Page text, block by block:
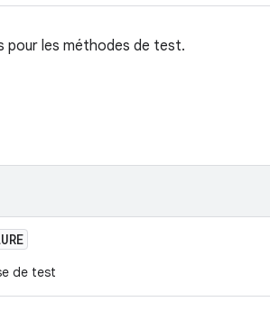
pour les méthodes de test.
de test